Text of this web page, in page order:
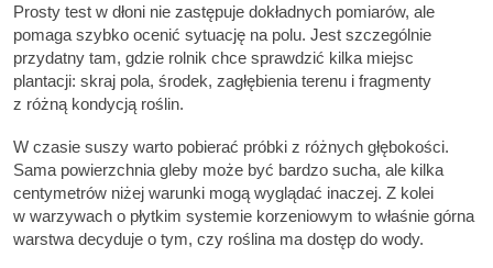
Prosty test w dłoni nie zastępuje dokładnych pomiarów, ale
pomaga szybko ocenić sytuację na polu. Jest szczególnie
przydatny tam, gdzie rolnik chce sprawdzić kilka miejsc
plantacji: skraj pola, środek, zagłębienia terenu i fragmenty
z różną kondycją roślin.
W czasie suszy warto pobierać próbki z różnych głębokości.
Sama powierzchnia gleby może być bardzo sucha, ale kilka
centymetrów niżej warunki mogą wyglądać inaczej. Z kolei
w warzywach o płytkim systemie korzeniowym to właśnie górna
warstwa decyduje o tym, czy roślina ma dostęp do wody.